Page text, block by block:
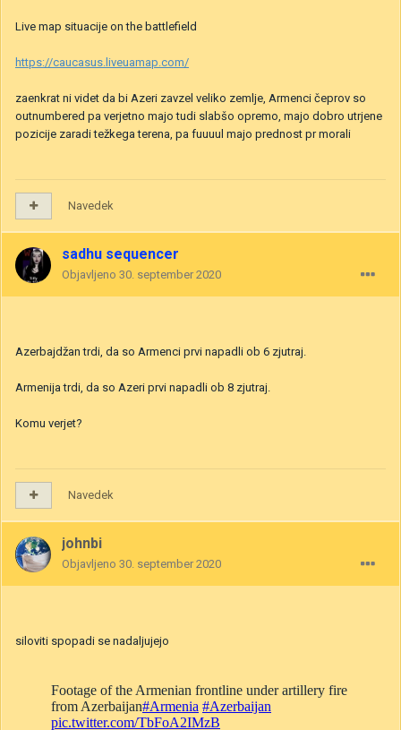
Live map situacije on the battlefield
https://caucasus.liveuamap.com/
zaenkrat ni videt da bi Azeri zavzel veliko zemlje, Armenci čeprov so
outnumbered pa verjetno majo tudi slabšo opremo, majo dobro utrjene
pozicije zaradi težkega terena, pa fuuuul majo prednost pr morali
Navedek
sadhu sequencer
Objavljeno 30. september 2020
Azerbajdžan trdi, da so Armenci prvi napadli ob 6 zjutraj.
Armenija trdi, da so Azeri prvi napadli ob 8 zjutraj.
Komu verjet?
Navedek
johnbi
Objavljeno 30. september 2020
siloviti spopadi se nadaljujejo